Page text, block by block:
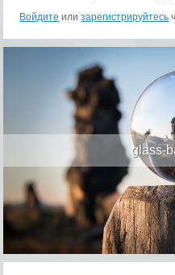
Войдите илизарегистрируйтесь
glass-